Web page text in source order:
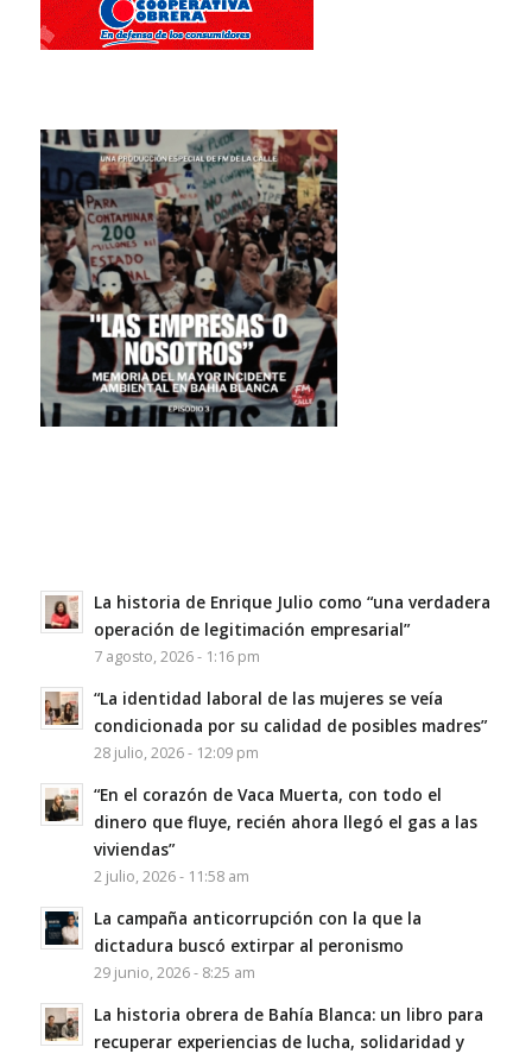
La historia de Enrique Julio como “una verdadera
operación de legitimación empresarial”
7 agosto, 2026 - 1:16 pm
“La identidad laboral de las mujeres se veía
condicionada por su calidad de posibles madres”
28 julio, 2026 - 12:09 pm
“En el corazón de Vaca Muerta, con todo el
dinero que fluye, recién ahora llegó el gas a las
viviendas”
2 julio, 2026 - 11:58 am
La campaña anticorrupción con la que la
dictadura buscó extirpar al peronismo
29 junio, 2026 - 8:25 am
La historia obrera de Bahía Blanca: un libro para
recuperar experiencias de lucha, solidaridad y